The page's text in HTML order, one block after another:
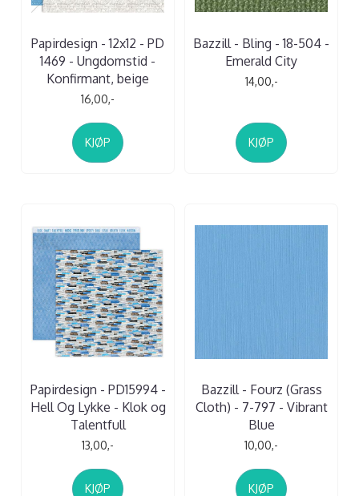
Papirdesign - 12x12 - PD
1469 - Ungdomstid -
Konfirmant, beige
16,00,-
KJØP
Bazzill - Bling - 18-504 -
Emerald City
14,00,-
KJØP
Papirdesign - PD15994 -
Hell Og Lykke - Klok og
Talentfull
13,00,-
KJØP
Bazzill - Fourz (Grass
Cloth) - 7-797 - Vibrant
Blue
10,00,-
KJØP